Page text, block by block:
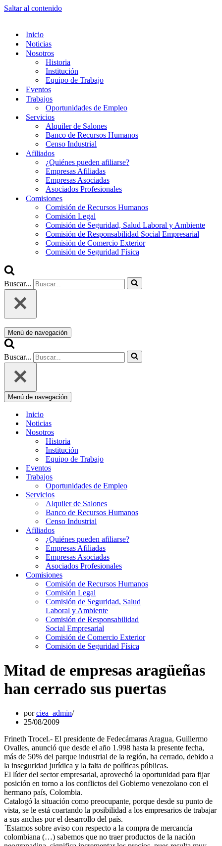
Saltar al contenido
Inicio
Noticias
Nosotros
Historia
Institución
Equipo de Trabajo
Eventos
Trabajos
Oportunidades de Empleo
Servicios
Alquiler de Salones
Banco de Recursos Humanos
Censo Industrial
Afiliados
¿Quiénes pueden afiliarse?
Empresas Afiliadas
Empresas Asociadas
Asociados Profesionales
Comisiones
Comisión de Recursos Humanos
Comisión Legal
Comisión de Seguridad, Salud Laboral y Ambiente
Comisión de Responsabilidad Social Empresarial
Comisión de Comercio Exterior
Comisión de Seguridad Física
Buscar...
Menú de navegación
Buscar...
Menú de navegación
Inicio
Noticias
Nosotros
Historia
Institución
Equipo de Trabajo
Eventos
Trabajos
Oportunidades de Empleo
Servicios
Alquiler de Salones
Banco de Recursos Humanos
Censo Industrial
Afiliados
¿Quiénes pueden afiliarse?
Empresas Afiliadas
Empresas Asociadas
Asociados Profesionales
Comisiones
Comisión de Recursos Humanos
Comisión Legal
Comisión de Seguridad, Salud
Laboral y Ambiente
Comisión de Responsabilidad
Social Empresarial
Comisión de Comercio Exterior
Comisión de Seguridad Física
Mitad de empresas aragüeñas
han cerrado sus puertas
porciea_admin
25/08/2009
Frineth Trocel.- El presidente de Fedecámaras Aragua, Guillermo
Ovalles, anunció que desde el año 1.998 hasta la presente fecha,
más de 50% del parque industrial de la región, ha cerrado, debido a
la inseguridad jurídica y la falta de políticas públicas.
El líder del sector empresarial, aprovechó la oportunidad para fijar
posición en torno a los conflictos del Gobierno venezolano con el
hermano país, Colombia.
Catalogó la situación como preocupante, porque desde su punto de
vista, se le está coartando la posibilidad a los empresarios de trabajar
a sus anchas por el desarrollo del país.
´Estamos sobre aviso con respecto a la compra de mercancía
colombiana (…) sabemos que no traer productos de la nación